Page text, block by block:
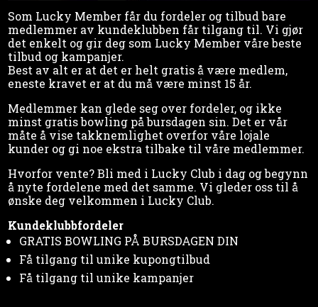
Som Lucky Member får du fordeler og tilbud bare
medlemmer av kundeklubben får tilgang til. Vi gjør
det enkelt og gir deg som Lucky Member våre beste
tilbud og kampanjer.
Best av alt er at det er helt gratis å være medlem,
eneste kravet er at du må være minst 15 år.
Medlemmer kan glede seg over fordeler, og ikke
minst gratis bowling på bursdagen sin. Det er vår
måte å vise takknemlighet overfor våre lojale
kunder og gi noe ekstra tilbake til våre medlemmer.
Hvorfor vente? Bli med i Lucky Club i dag og begynn
å nyte fordelene med det samme. Vi gleder oss til å
ønske deg velkommen i Lucky Club.
Kundeklubbfordeler
GRATIS BOWLING PÅ BURSDAGEN DIN
Få tilgang til unike kupongtilbud
Få tilgang til unike kampanjer